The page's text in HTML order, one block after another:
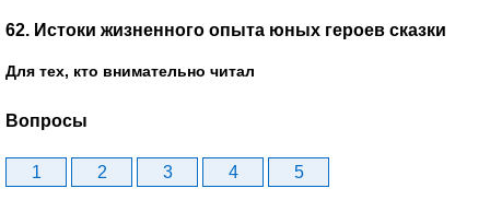
62. Истоки жизненного опыта юных героев сказки
Для тех, кто внимательно читал
Вопросы
1 2 3 4 5